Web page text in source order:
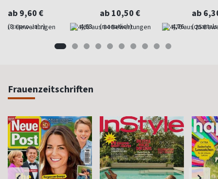
ab 9,60 €
(8 x pro Jahr) 4,63
ab 10,50 €
(monatlich) 4,76
ab
Frauenzeitschriften